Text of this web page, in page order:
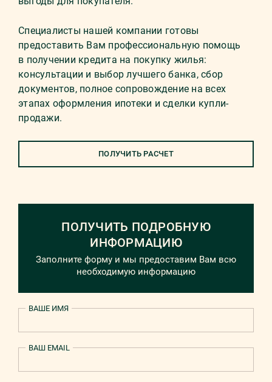
Специалисты нашей компании готовы
предоставить Вам профессиональную помощь
в получении кредита на покупку жилья:
консультации и выбор лучшего банка, сбор
документов, полное сопровождение на всех
этапах оформления ипотеки и сделки купли-
продажи.
ПОЛУЧИТЬ РАСЧЕТ
ПОЛУЧИТЬ ПОДРОБНУЮ
ИНФОРМАЦИЮ
Заполните форму и мы предоставим Вам всю
необходимую информацию
ВАШЕ ИМЯ
ВАШ EMAIL